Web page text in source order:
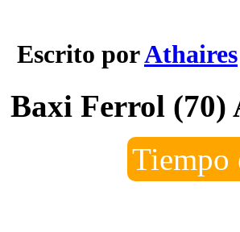
Escrito porAthaires
Baxi Ferrol (70)
Tiempo